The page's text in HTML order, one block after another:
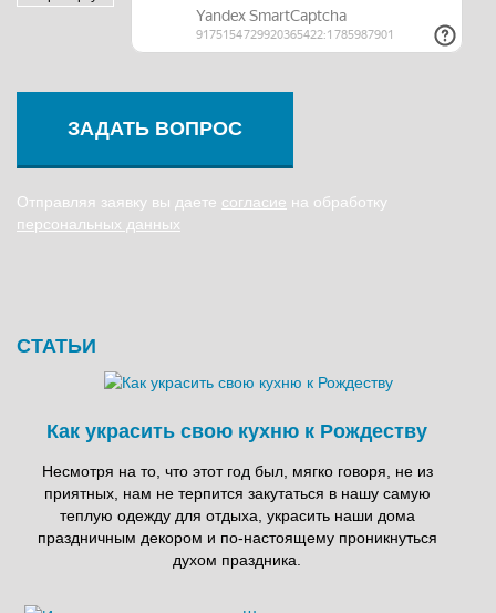
ЗАДАТЬ ВОПРОС
Отправляя заявку вы даете согласие на обработку
персональных данных
СТАТЬИ
Как украсить свою кухню к Рождеству
Несмотря на то, что этот год был, мягко говоря, не из
приятных, нам не терпится закутаться в нашу самую
теплую одежду для отдыха, украсить наши дома
праздничным декором и по-настоящему проникнуться
духом праздника.